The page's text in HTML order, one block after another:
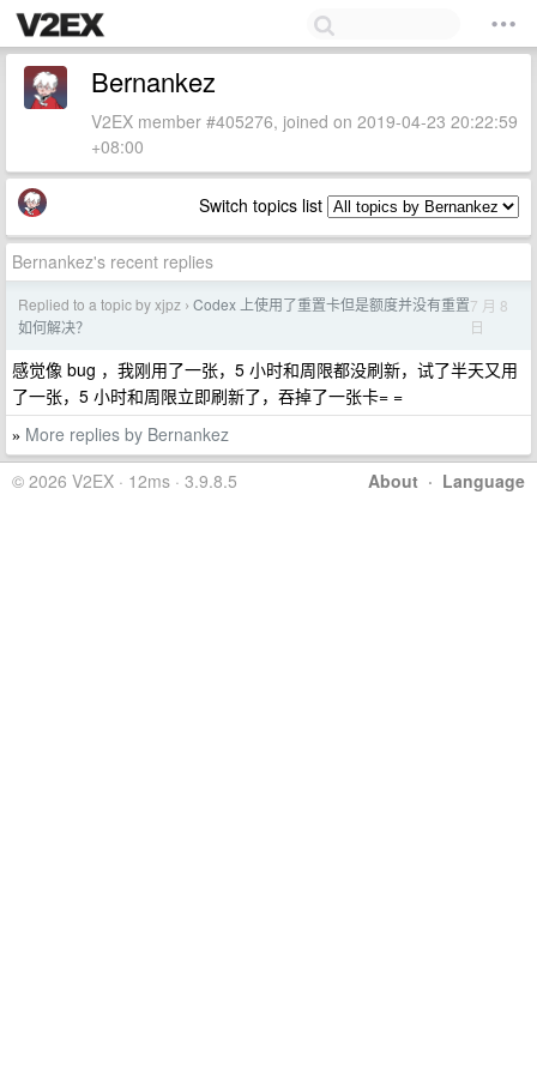
Bernankez
V2EX member #405276, joined on 2019-04-23 20:22:59
+08:00
Switch topics list
Bernankez's recent replies
Replied to a topic by xjpz › Codex 上使用了重置卡但是额度并没有重置
如何解决？
7 月 8
日
感觉像 bug ，我刚用了一张，5 小时和周限都没刷新，试了半天又用
了一张，5 小时和周限立即刷新了，吞掉了一张卡= =
» More replies by Bernankez
About · Language
© 2026 V2EX · 12ms · 3.9.8.5